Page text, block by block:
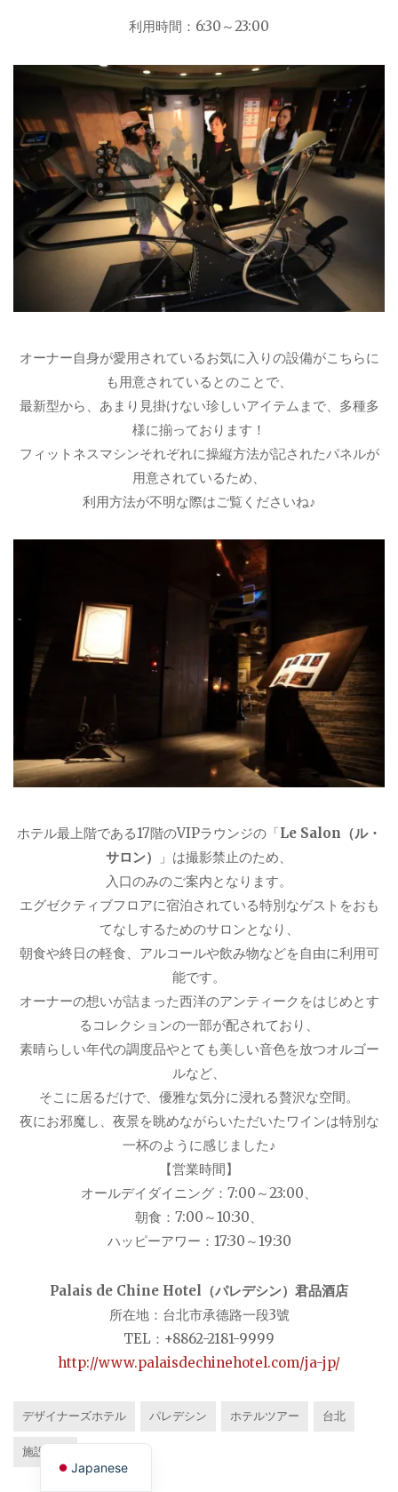
利用時間：6:30～23:00
オーナー自身が愛用されているお気に入りの設備がこちらに
も用意されているとのことで、
最新型から、あまり見掛けない珍しいアイテムまで、多種多
様に揃っております！
フィットネスマシンそれぞれに操縦方法が記されたパネルが
用意されているため、
利用方法が不明な際はご覧くださいね♪
ホテル最上階である17階のVIPラウンジの「Le Salon（ル・
サロン）
」は撮影禁止のため、
入口のみのご案内となります。
エグゼクティブフロアに宿泊されている特別なゲストをおも
てなしするためのサロンとなり、
朝食や終日の軽食、アルコールや飲み物などを自由に利用可
能です。
オーナーの想いが詰まった西洋のアンティークをはじめとす
るコレクションの一部が配されており、
素晴らしい年代の調度品やとても美しい音色を放つオルゴー
ルなど、
そこに居るだけで、優雅な気分に浸れる贅沢な空間。
夜にお邪魔し、夜景を眺めながらいただいたワインは特別な
一杯のように感じました♪
【営業時間】
オールデイダイニング：7:00～23:00、
朝食：7:00～10:30、
ハッピーアワー：17:30～19:30
Palais de Chine Hotel（パレデシン）君品酒店
所在地：台北市承德路一段3號
TEL：+8862-2181-9999
http://www.palaisdechinehotel.com/ja-jp/
デザイナーズホテル パレデシン ホテルツアー 台北
施設紹介
Japanese